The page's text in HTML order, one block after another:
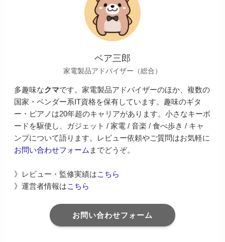
ベア三郎
家電製品アドバイザー（総合）
多趣味なクマです。家電製品アドバイザーのほか、複数の
国家・ベンダー系IT資格を保有しています。趣味のギタ
ー・ピアノは20年超のキャリアがあります。小さなキーボ
ードを駆使し、ガジェット / 家電 / 音楽 / 食べ歩き / キャ
ンプについて語ります。レビュー依頼やご質問はお気軽に
お問い合わせフォーム までどうぞ。
》レビュー・監修実績はこちら
》運営者情報はこちら
お問い合わせフォーム